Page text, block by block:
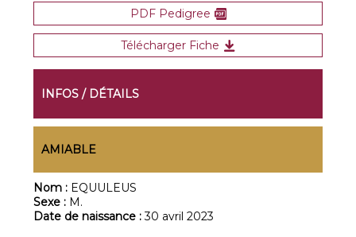
PDF Pedigree
Télécharger Fiche
INFOS / DÉTAILS
AMIABLE
Nom : EQUULEUS
Sexe : M.
Date de naissance :30 avril 2023